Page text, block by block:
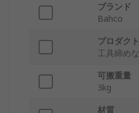
ブランド
Bahco
プロダク
工具締め
可搬重量
3kg
材質